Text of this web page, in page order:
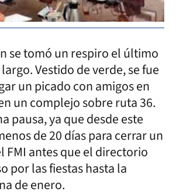
se tomó un respiro el último
Vestido de verde, se fue
un picado con amigos en
un complejo sobre ruta 36.
pausa, ya que desde este
de 20 días para cerrar un
FMI antes que el directorio
por las fiestas hasta la
de enero.